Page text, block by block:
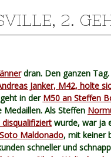
2.
dran. Den ganzen
Janker, M42, holte
in der M50 an Steffen
Als Steffen
wurde, war ja
Maldonado, mit keiner
schneller und